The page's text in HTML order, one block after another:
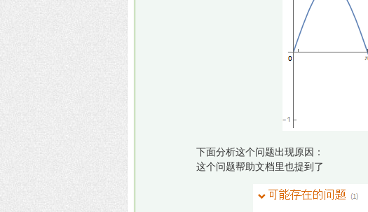
下面分析这个问题出现原因：
这个问题帮助文档里也提到了